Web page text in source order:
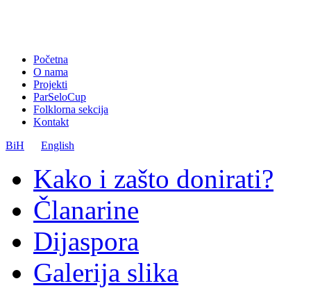
Početna
O nama
Projekti
ParSeloCup
Folklorna sekcija
Kontakt
BiH
English
Kako i zašto donirati?
Članarine
Dijaspora
Galerija slika